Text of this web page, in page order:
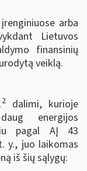
arba
Lietuvos
finansinių
veiklą.
2
dalimi, kurioje
energijos
pagal AĮ 43
y., juo laikomas
iš šių sąlygų: